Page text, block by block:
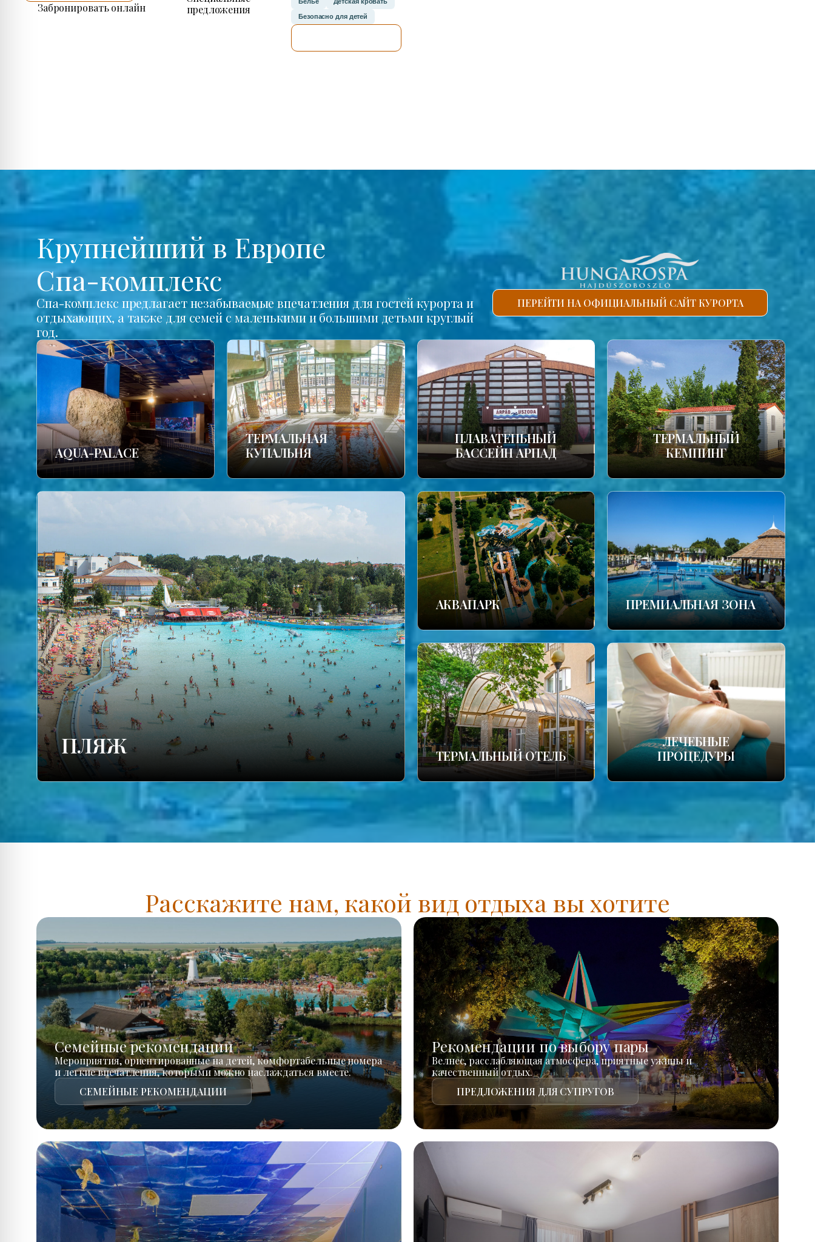
Забронировать онлайн
предложения
Безопасно для детей
Крупнейший в Европе
Спа-комплекс
Спа-комплекс предлагает незабываемые впечатления для гостей курорта и
отдыхающих, а также для семей с маленькими и большими детьми круглый
год.
ПЕРЕЙТИ НА ОФИЦИАЛЬНЫЙ САЙТ КУРОРТА
AQUA-PALACE
TЕРМАЛЬНАЯ
КУПАЛЬНЯ
ПЛАВАТЕПЬНЫЙ
БАССЕЙН АРПАД
ТЕРМАЛЬНЫЙ
КЕМПИНГ
ПЛЯЖ
АКВАПАРК ПРЕМИАЛЬНАЯ ЗОНА
ТЕРМАЛЬНЫЙ ОТЕЛЬ
ЛЕЧЕБНЫЕ
ПРОЦЕДУРЫ
Расскажите нам, какой вид отдыха вы хотите
Семейные рекомендации
Мероприятия, ориентированные на детей, комфортабельные номера
и легкие впечатления, которыми можно наслаждаться вместе.
СЕМЕЙНЫЕ РЕКОМЕНДАЦИИ
Рекомендации по выбору пары
Велнес, расслабляющая атмосфера, приятные ужины и
качественный отдых.
ПРЕДЛОЖЕНИЯ ДЛЯ СУПРУГОВ